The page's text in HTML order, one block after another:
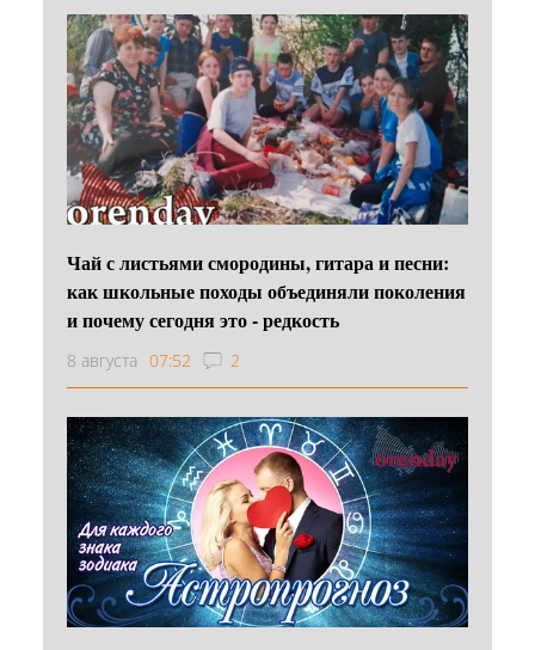
Чай с листьями смородины, гитара и песни:
как школьные походы объединяли поколения
и почему сегодня это - редкость
8 августа 07:52 2